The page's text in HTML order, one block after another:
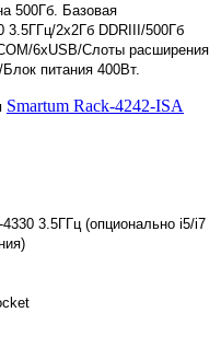
500Гб. Базовая
3.5ГГц/2х2Гб DDRIII/500Гб
6xUSB/Слоты расширения
питания 400Вт.
Smartum Rack-4242-ISA
4330 3.5ГГц (опционально i5/i7